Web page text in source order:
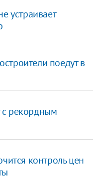
устраивает
поедут в
рекордным
контроль цен